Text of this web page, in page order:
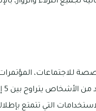
للاجتماعات،
التي تتمتع